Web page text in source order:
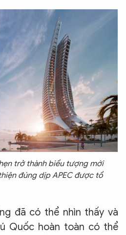
trở thành biểu tượng mới
đúng dịp APEC được tổ
đã có thể nhìn thấy và
Quốc hoàn toàn có thể